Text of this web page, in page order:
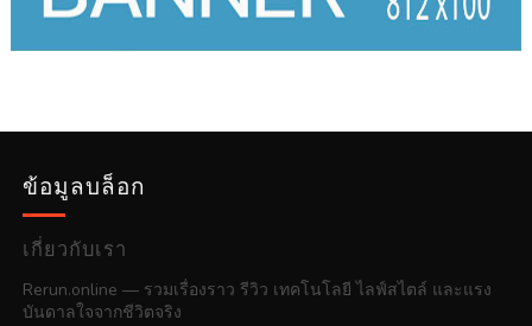
ข้อมูลบล็อก
เกี่ยวกับเรา
Rerun.online — รวมเรื่องราว รีวิว เทคโนโลยี ไลฟ์สไตล์ และแรง
บันดาลใจจากชีวิตจริง